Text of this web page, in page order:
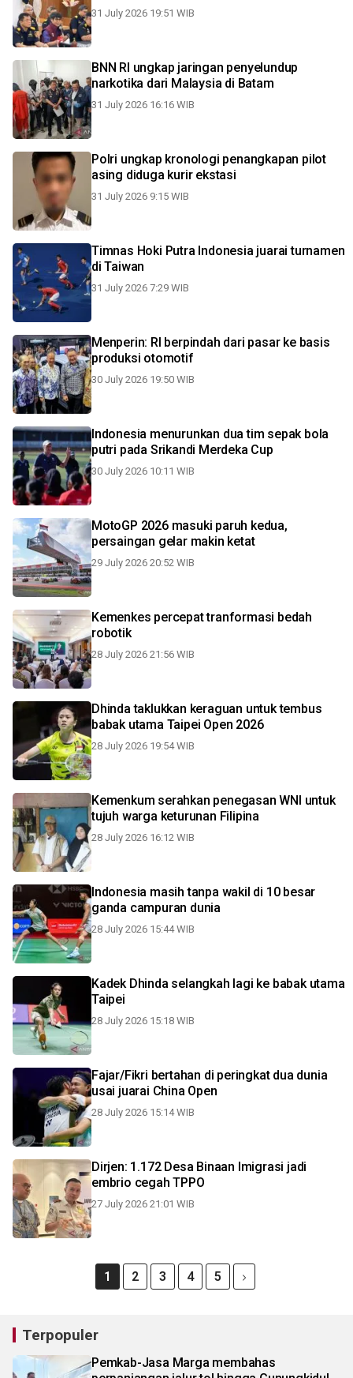
31 July 2026 19:51 WIB
BNN RI ungkap jaringan penyelundup
narkotika dari Malaysia di Batam
31 July 2026 16:16 WIB
Polri ungkap kronologi penangkapan pilot
asing diduga kurir ekstasi
31 July 2026 9:15 WIB
Timnas Hoki Putra Indonesia juarai turnamen
di Taiwan
31 July 2026 7:29 WIB
Menperin: RI berpindah dari pasar ke basis
produksi otomotif
30 July 2026 19:50 WIB
Indonesia menurunkan dua tim sepak bola
putri pada Srikandi Merdeka Cup
30 July 2026 10:11 WIB
MotoGP 2026 masuki paruh kedua,
persaingan gelar makin ketat
29 July 2026 20:52 WIB
Kemenkes percepat tranformasi bedah
robotik
28 July 2026 21:56 WIB
Dhinda taklukkan keraguan untuk tembus
babak utama Taipei Open 2026
28 July 2026 19:54 WIB
Kemenkum serahkan penegasan WNI untuk
tujuh warga keturunan Filipina
28 July 2026 16:12 WIB
Indonesia masih tanpa wakil di 10 besar
ganda campuran dunia
28 July 2026 15:44 WIB
Kadek Dhinda selangkah lagi ke babak utama
Taipei
28 July 2026 15:18 WIB
Fajar/Fikri bertahan di peringkat dua dunia
usai juarai China Open
28 July 2026 15:14 WIB
Dirjen: 1.172 Desa Binaan Imigrasi jadi
embrio cegah TPPO
27 July 2026 21:01 WIB
1 2 3 4 5
Terpopuler
Pemkab-Jasa Marga membahas